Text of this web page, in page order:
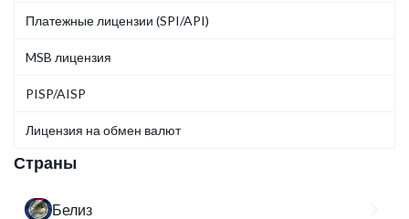
Платежные лицензии (SPI/API)
MSB лицензия
PISP/AISP
Лицензия на обмен валют
Страны
Белиз